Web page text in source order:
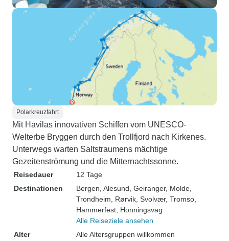
Polarkreuzfahrt
Mit Havilas innovativen Schiffen vom UNESCO-
Welterbe Bryggen durch den Trollfjord nach Kirkenes.
Unterwegs warten Saltstraumens mächtige
Gezeitenströmung und die Mitternachtssonne.
Reisedauer
12 Tage
Destinationen
Bergen , Alesund , Geiranger, Molde
Trondheim , Rørvik , Svolvær, Tromso
Hammerfest , Honningsvag
Alle Reiseziele ansehen
Alter
Alle Altersgruppen willkommen